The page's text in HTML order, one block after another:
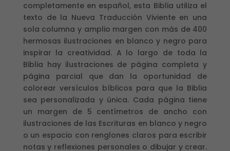
completamente en español, esta Biblia utiliza el
texto de la Nueva Traducción Viviente en una
sola columna y amplio margen con más de 400
hermosas ilustraciones en blanco y negro para
inspirar la creatividad. A lo largo de toda la
Biblia hay ilustraciones de página completa y
página parcial que dan la oportunidad de
colorear versículos bíblicos para que la Biblia
sea personalizada y única. Cada página tiene
un margen de 5 centímetros de ancho con
ilustraciones de las Escrituras en blanco y negro
o un espacio con renglones claros para escribir
notas y reflexiones personales o dibujar y crear.